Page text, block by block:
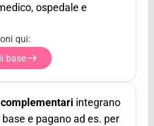
ospedale e
qui:
base
integrano
e pagano ad es. per